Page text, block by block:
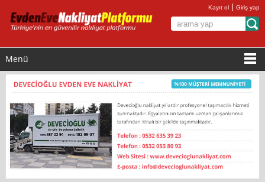
Kayıt ol |Giriş yap
Menü